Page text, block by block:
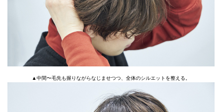
▲中間〜毛先も握りながらなじませつつ、全体のシルエットを整える。